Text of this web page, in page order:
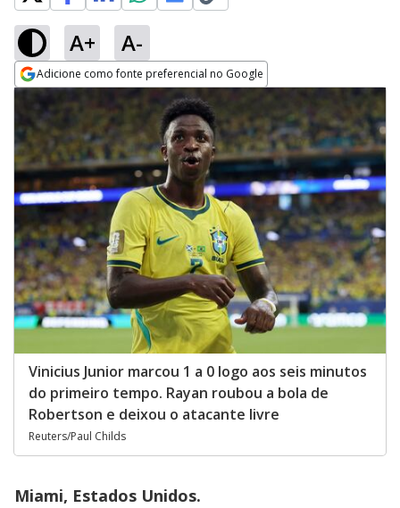
A+ A-
Adicione como fonte preferencial no Google
Opens in new window
Vinicius Junior marcou 1 a 0 logo aos seis minutos
do primeiro tempo. Rayan roubou a bola de
Robertson e deixou o atacante livre
Reuters/Paul Childs
Miami, Estados Unidos.